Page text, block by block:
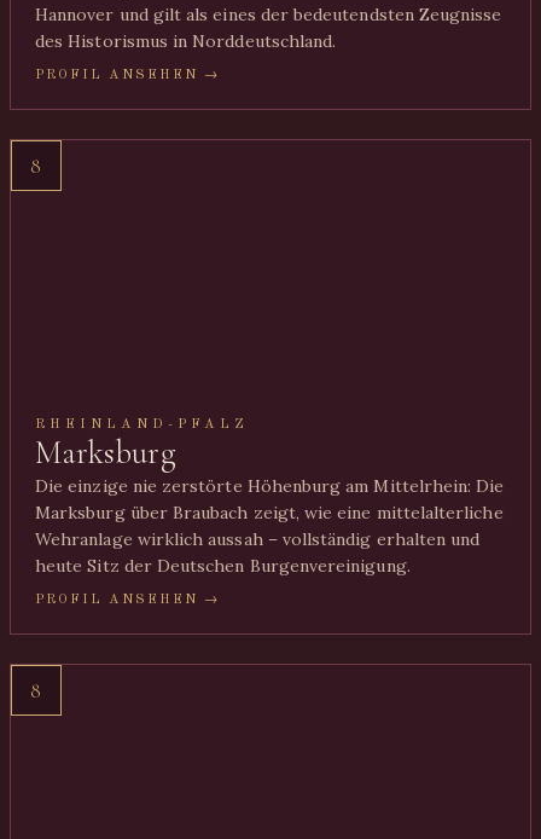
Hannover und gilt als eines der bedeutendsten Zeugnisse
des Historismus in Norddeutschland.
PROFIL ANSEHEN →
8
RHEINLAND-PFALZ
Marksburg
Die einzige nie zerstörte Höhenburg am Mittelrhein: Die
Marksburg über Braubach zeigt, wie eine mittelalterliche
Wehranlage wirklich aussah – vollständig erhalten und
heute Sitz der Deutschen Burgenvereinigung.
PROFIL ANSEHEN →
8